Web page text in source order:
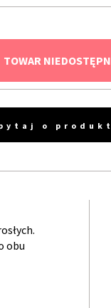
TOWAR
o
obu